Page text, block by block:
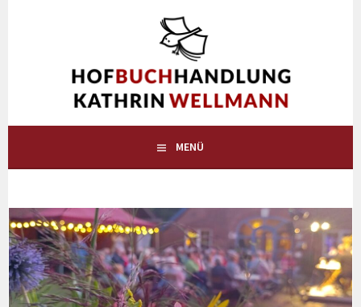
HOFBUCHHANDLUNG
KATHRIN WELLMANN
DIE BUCHHANDLUNG AUF DEM LAND IN WESTERHOLT BEI
WARDENBURG
MENÜ